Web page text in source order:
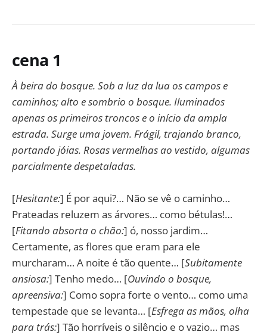
cena 1
À beira do bosque. Sob a luz da lua os campos e
caminhos; alto e sombrio o bosque. Iluminados
apenas os primeiros troncos e o início da ampla
estrada. Surge uma jovem. Frágil, trajando branco,
portando jóias. Rosas vermelhas ao vestido, algumas
parcialmente despetaladas.
[Hesitante:] É por aqui?… Não se vê o caminho…
Prateadas reluzem as árvores… como bétulas!…
[Fitando absorta o chão:] ó, nosso jardim…
Certamente, as flores que eram para ele
murcharam… A noite é tão quente… [Subitamente
ansiosa:] Tenho medo… [Ouvindo o bosque,
apreensiva:] Como sopra forte o vento… como uma
tempestade que se levanta… [Esfrega as mãos, olha
para trás:] Tão horríveis o silêncio e o vazio… mas